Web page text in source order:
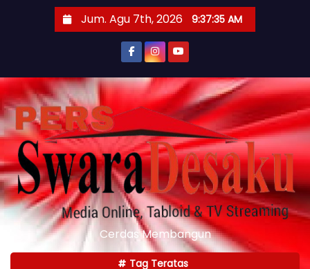
t
o
c
o
n
t
e
Jum. Agu 7th, 2026 9:37:36 AM
Cerdas Membangun
Tag Teratas